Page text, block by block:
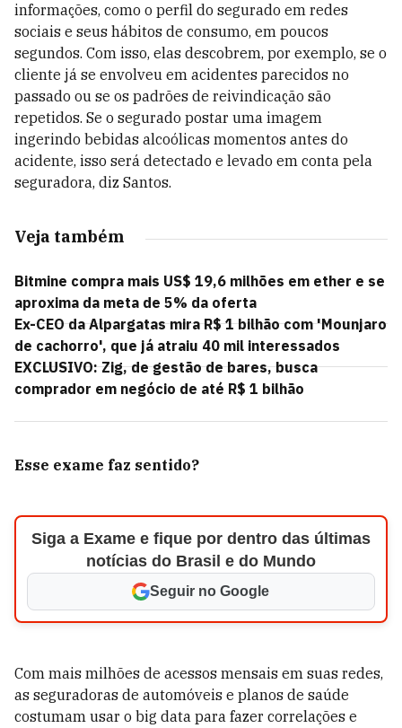
informações, como o perfil do segurado em redes
sociais e seus hábitos de consumo, em poucos
segundos. Com isso, elas descobrem, por exemplo, se o
cliente já se envolveu em acidentes parecidos no
passado ou se os padrões de reivindicação são
repetidos. Se o segurado postar uma imagem
ingerindo bebidas alcoólicas momentos antes do
acidente, isso será detectado e levado em conta pela
seguradora, diz Santos.
Veja também
Bitmine compra mais US$ 19,6 milhões em ether e se
aproxima da meta de 5% da oferta
Ex-CEO da Alpargatas mira R$ 1 bilhão com 'Mounjaro
de cachorro', que já atraiu 40 mil interessados
EXCLUSIVO: Zig, de gestão de bares, busca
comprador em negócio de até R$ 1 bilhão
Esse exame faz sentido?
Siga a Exame e fique por dentro das últimas
notícias do Brasil e do Mundo
Seguir no Google
Com mais milhões de acessos mensais em suas redes,
as seguradoras de automóveis e planos de saúde
costumam usar o big data para fazer correlações e